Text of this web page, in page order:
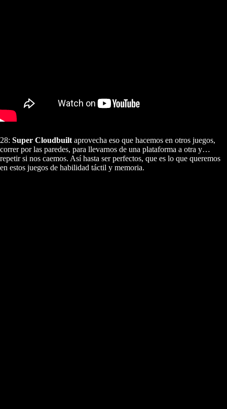
28: Super Cloudbuilt aprovecha eso que hacemos en otros juegos,
correr por las paredes, para llevarnos de una plataforma a otra y…
repetir si nos caemos. Así hasta ser perfectos, que es lo que queremos
en estos juegos de habilidad táctil y memoria.